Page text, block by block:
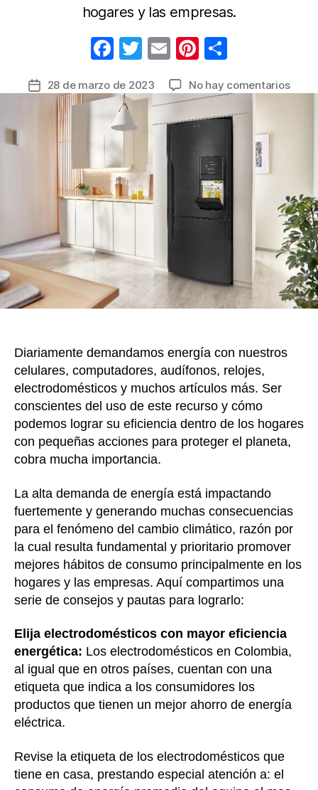
hogares y las empresas.
F
c
e
b
o
o
k
T
itt
er
E
ail
Pi
er
e
st
m
p
ar
Fecha
entrada
28 de marzo de 2023 No hay comentariosen
más
en
sus
Diariamente demandamos energía con nuestros
celulares, computadores, audífonos, relojes,
electrodomésticos y muchos artículos más. Ser
conscientes del uso de este recurso y cómo
podemos lograr su eficiencia dentro de los hogares
con pequeñas acciones para proteger el planeta,
cobra mucha importancia.
La alta demanda de energía está impactando
fuertemente y generando muchas consecuencias
para el fenómeno del cambio climático, razón por
la cual resulta fundamental y prioritario promover
mejores hábitos de consumo principalmente en los
hogares y las empresas. Aquí compartimos una
serie de consejos y pautas para lograrlo:
Elija electrodomésticos con mayor eficiencia
energética: Los electrodomésticos en Colombia,
al igual que en otros países, cuentan con una
etiqueta que indica a los consumidores los
productos que tienen un mejor ahorro de energía
eléctrica.
Revise la etiqueta de los electrodomésticos que
tiene en casa, prestando especial atención a: el